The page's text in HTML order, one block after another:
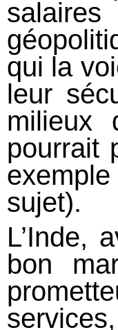
qui la
leur
milieux
pourrait
sujet).
L’Inde,
bon